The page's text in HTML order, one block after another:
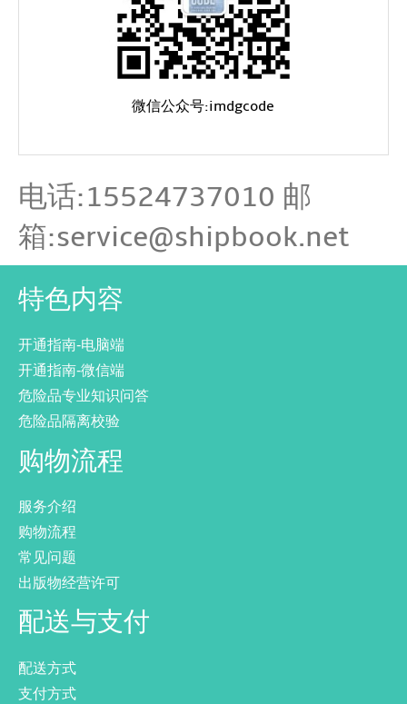
微信公众号:imdgcode
电话:15524737010 邮
箱:service@shipbook.net
特色内容
开通指南-电脑端
开通指南-微信端
危险品专业知识问答
危险品隔离校验
购物流程
服务介绍
购物流程
常见问题
出版物经营许可
配送与支付
配送方式
支付方式